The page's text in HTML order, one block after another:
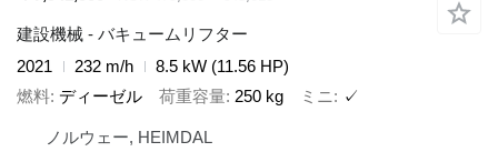
建設機械 - バキュームリフター
2021
232 m/h
8.5 kW (11.56 HP)
燃料 ディーゼル 荷重容量 250 kg ミニ ✓
ノルウェー, HEIMDAL